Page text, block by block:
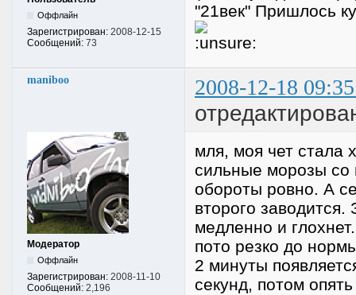
Оффлайн
Зарегистрирован: 2008-12-15
Сообщений: 73
"21век" Пришлось
maniboo 2008-12-18
Модератор
Оффлайн
Зарегистрирован: 2008-11-10
Сообщений: 2,196
мля, моя чет стала
сильные морозы со
обороты ровно. А
второго
медленно и
пото резко до
2 минуты
секунд, потом